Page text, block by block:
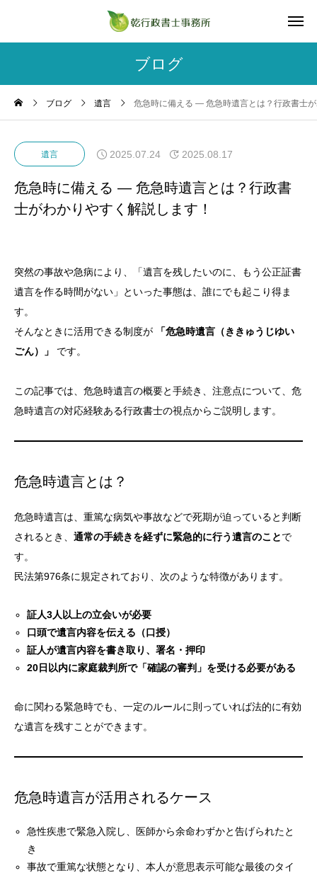
ブログ
ブログ 遺言 危急時に備える ― 危急時遺言とは？行政書士
遺言 2025.07.24 2025.08.17
危急時に備える ― 危急時遺言とは？行政書
士がわかりやすく解説します！
突然の事故や急病により、「遺言を残したいのに、もう公正証書
遺言を作る時間がない」といった事態は、誰にでも起こり得ま
す。
そんなときに活用できる制度が
「危急時遺言（ききゅうじゆい
ごん）」
です。
この記事では、危急時遺言の概要と手続き、注意点について、危
急時遺言の対応経験ある行政書士の視点からご説明します。
危急時遺言とは？
危急時遺言は、重篤な病気や事故などで死期が迫っていると判断
されるとき、 通常の手続きを経ずに緊急的に行う遺言のことで
す。
民法第976条に規定されており、次のような特徴があります。
証人3人以上の立会いが必要
口頭で遺言内容を伝える（口授）
証人が遺言内容を書き取り、署名・押印
20日以内に家庭裁判所で「確認の審判」を受ける必要がある
命に関わる緊急時でも、一定のルールに則っていれば法的に有効
な遺言を残すことができます。
危急時遺言が活用されるケース
急性疾患で緊急入院し、医師から余命わずかと告げられたと
き
事故で重篤な状態となり、本人が意思表示可能な最後のタイ